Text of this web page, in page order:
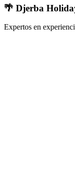
🌴 Djerba
Expertos en